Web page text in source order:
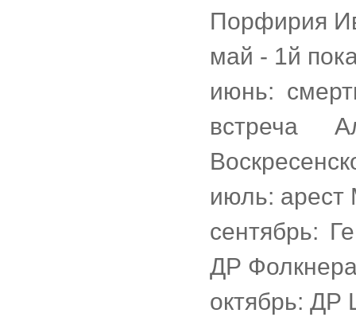
Порфирия
май - 1й
июнь:
встреча
июль: арест
сентябрь:
ДР
октябрь: ДР